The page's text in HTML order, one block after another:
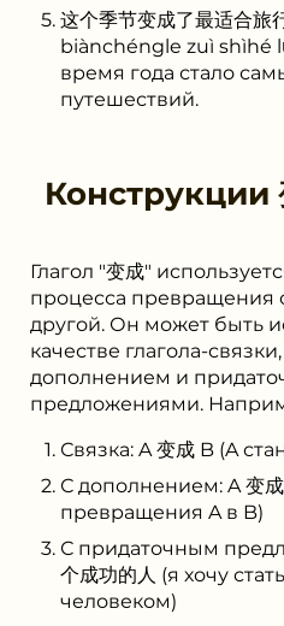
这个季节变成了最适合
biànchéngle zuì shìhé
время года стало
путешествий.
Конструкции
Глагол "变成"
процесса превращения
другой. Он может быть
качестве глагола-
дополнением и
предложениями.
Связка: A 变成 B (A
С дополнением: A 变
превращения A в B)
С придаточным
个成功的人 (я хочу
человеком)